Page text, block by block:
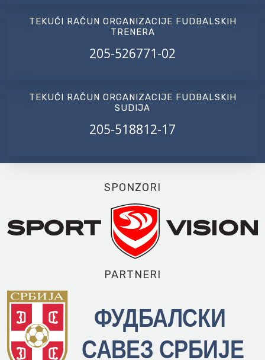
TEKUĆI RAČUN ORGANIZACIJE FUDBALSKIH
TRENERA
205-526771-02
TEKUĆI RAČUN ORGANIZACIJE FUDBALSKIH
SUDIJA
205-518812-17
SPONZORI
PARTNERI